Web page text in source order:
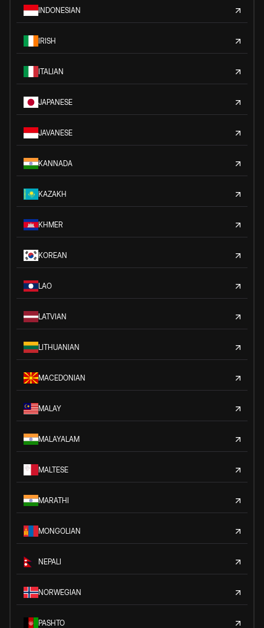
INDONESIAN
IRISH
ITALIAN
JAPANESE
JAVANESE
KANNADA
KAZAKH
KHMER
KOREAN
LAO
LATVIAN
LITHUANIAN
MACEDONIAN
MALAY
MALAYALAM
MALTESE
MARATHI
MONGOLIAN
NEPALI
NORWEGIAN
PASHTO